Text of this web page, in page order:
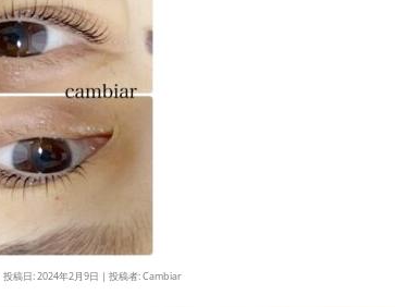
投稿日:2024年2月9日 | 投稿者:Cambiar